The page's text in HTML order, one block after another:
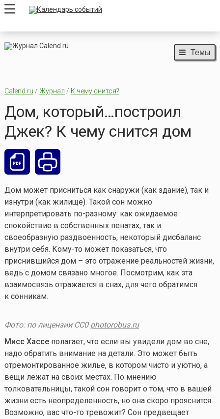
Темы
Calend.ru / Журнал / К чему снится?
Дом, который…построил
Джек? К чему снится дом
Дом может присниться как снаружи (как здание), так и
изнутри (как жилище). Такой сон можно
интерпретировать по-разному: как ожидаемое
спокойствие в собственных пенатах, так и
своеобразную раздвоенность, некоторый дисбаланс
внутри себя. Кому-то может показаться, что
приснившийся дом – это отражение реальностей жизни,
ведь с домом связано многое. Посмотрим, как эта
взаимосвязь отражается в снах, для чего обратимся
к сонникам.
Фото: по лицензии CC0 photorobus.ru
Мисс Хассеполагает, что если вы увидели дом во сне,
надо обратить внимание на детали. Это может быть
отремонтированное жилье, в котором чисто и уютно, а
вещи лежат на своих местах. По мнению
толковательницы, такой сон говорит о том, что в вашей
жизни есть неопределенность, но она скоро прояснится.
Возможно, вас что-то тревожит? Сон предвещает